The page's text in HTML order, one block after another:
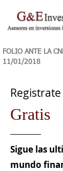
FOLIO ANTE LA
11/01/2018
Registrate
Gratis
Sigue las
mundo